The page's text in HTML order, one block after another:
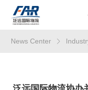
News Center